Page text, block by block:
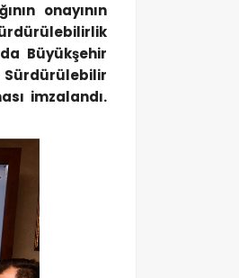
onayının
Büyükşehir
Sürdürülebilir
imzalandı.